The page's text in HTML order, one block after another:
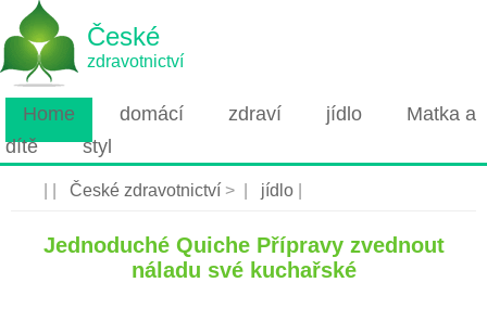
České
zdravotnictví
Home domácí zdraví jídlo
Matka a
dítě
styl
České zdravotnictví > | jídlo
Jednoduché Quiche Přípravy zvednout
náladu své kuchařské